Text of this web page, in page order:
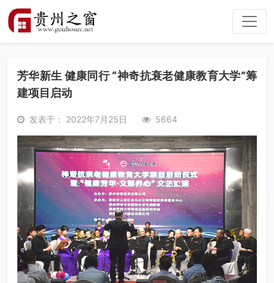
芳华新生 健康同行 “神奇抗衰老健康教育大学”筹
建项目启动
发表于： 2022年7月25日 5664